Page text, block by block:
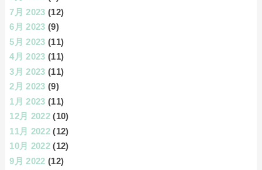
7月 2023 (12)
6月 2023 (9)
5月 2023 (11)
4月 2023 (11)
3月 2023 (11)
2月 2023 (9)
1月 2023 (11)
12月 2022 (10)
11月 2022 (12)
10月 2022 (12)
9月 2022 (12)